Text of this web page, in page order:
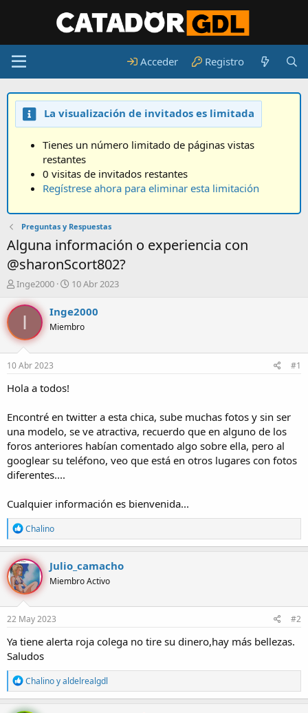
Acceder Registro
La visualización de invitados es limitada
Tienes un número limitado de páginas vistas
restantes
0 visitas de invitados restantes
Regístrese ahora para eliminar esta limitación
Preguntas y Respuestas
Alguna información o experiencia con
@sharonScort802?
A
t
d
e
l
e
a
Inge2000
F
c
h
a
e
i
o
10 Abr 2023
I Inge2000
Miembro
10 Abr 2023 #1
Hola a todos!
Encontré en twitter a esta chica, sube muchas fotos y sin ser
una modelo, se ve atractiva, recuerdo que en alguno de los
foros anteriores habían comentado algo sobre ella, pero al
googlear su teléfono, veo que está en otros lugares con fotos
diferentes....
Cualquier información es bienvenida...
R
e
a
c
c
i
o
n
e
:
Chalino
Julio_camacho
Miembro Activo
22 May 2023 #2
Ya tiene alerta roja colega no tire su dinero,hay más bellezas.
Saludos
R
e
a
Chalinoyaldelrealgdl